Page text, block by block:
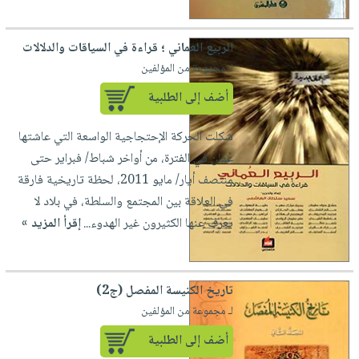
أطفال
مناسبات
فيديوهات
أسئلة
يتكرر
طرحها
خدمات
نيل
وفرات
انشر
تواصل
عربة
التسوق
نشرة
الإصدارات
الربيع العماني ؛ قراءة في السياقات والدلالات
لـ مجموعة من المؤلفين
أضف إلى الطلبية
شكلت الحركة الإحتجاجية الواسعة التي عاشتها
عُمان في الفترة، من أواخر شباط/ فبراير حتى
منتصف أيار/ مايو 2011، لحظة تاريخية فارقة
في العلاقة بين المجتمع والسلطة، في بلاد لا
يعرف عنها الكثيرون غير الهدوء...إقرأ المزيد »
تاريخ الكنيسة المفصل (ج2)
لـ مجموعة من المؤلفين
أضف إلى الطلبية